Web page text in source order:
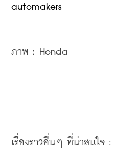
automakers
ภาพ : Honda
เรื่องราวอื่นๆ ที่น่าสนใจ :